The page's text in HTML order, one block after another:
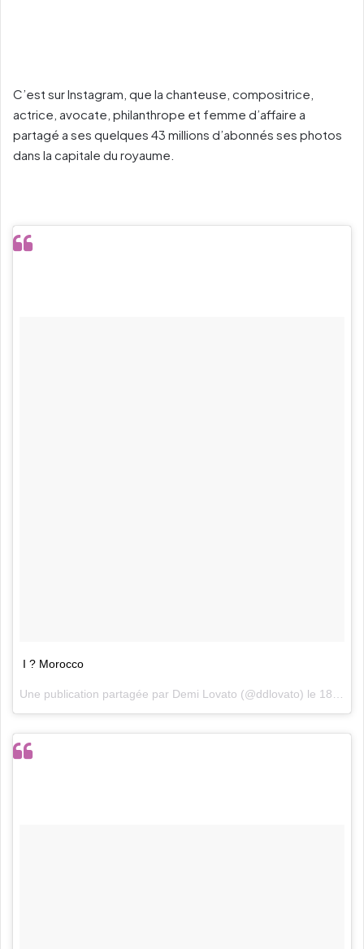
C’est sur Instagram, que la chanteuse, compositrice,
actrice, avocate, philanthrope et femme d’affaire a
partagé a ses quelques 43 millions d’abonnés ses photos
dans la capitale du royaume.
I ? Morocco
Une publication partagée par Demi Lovato (@ddlovato) le 18 Mai 2017 à 10h54 PDT